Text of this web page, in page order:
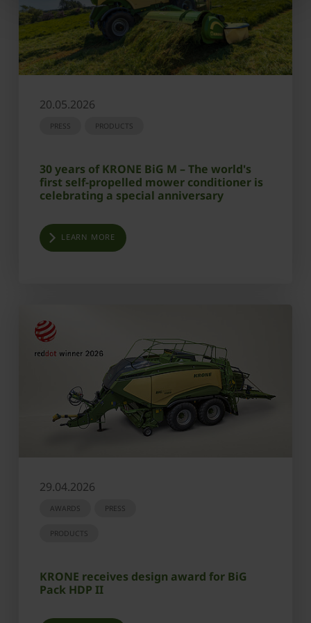
20.05.2026
PRESS PRODUCTS
30 years of KRONE BiG M – The world's
first self-propelled mower conditioner is
celebrating a special anniversary
LEARN MORE
29.04.2026
AWARDS PRESS
PRODUCTS
KRONE receives design award for BiG
Pack HDP II